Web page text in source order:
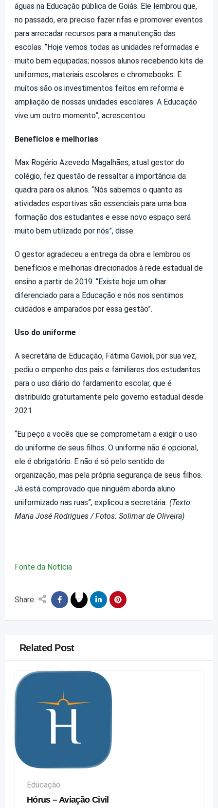
águas na Educação pública de Goiás. Ele lembrou que,
no passado, era preciso fazer rifas e promover eventos
para arrecadar recursos para a manutenção das
escolas. “Hoje vemos todas as unidades reformadas e
muito bem equipadas; nossos alunos recebendo kits de
uniformes, materiais escolares e chromebooks. E
muitos são os investimentos feitos em reforma e
ampliação de nossas unidades escolares. A Educação
vive um outro momento”, acrescentou.
Benefícios e melhorias
Max Rogério Azevedo Magalhães, atual gestor do
colégio, fez questão de ressaltar a importância da
quadra para os alunos. “Nós sabemos o quanto as
atividades esportivas são essenciais para uma boa
formação dos estudantes e esse novo espaço será
muito bem utilizado por nós”, disse.
O gestor agradeceu a entrega da obra e lembrou os
benefícios e melhorias direcionados à rede estadual de
ensino a partir de 2019. “Existe hoje um olhar
diferenciado para a Educação e nós nos sentimos
cuidados e amparados por essa gestão”.
Uso do uniforme
A secretária de Educação, Fátima Gavioli, por sua vez,
pediu o empenho dos pais e familiares dos estudantes
para o uso diário do fardamento escolar, que é
distribuído gratuitamente pelo governo estadual desde
2021.
“Eu peço a vocês que se comprometam a exigir o uso
do uniforme de seus filhos. O uniforme não é opcional,
ele é obrigatório. E não é só pelo sentido de
organização, mas pela própria segurança de seus filhos.
Já está comprovado que ninguém aborda aluno
uniformizado nas ruas”, explicou a secretária. (Texto:
Maria José Rodrigues / Fotos: Solimar de Oliveira)
Fonte da Notícia
Share
Related Post
Educação
Hórus – Aviação Civil